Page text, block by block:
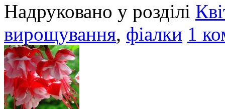
Надруковано у розділі
вирощування, фіалки 1